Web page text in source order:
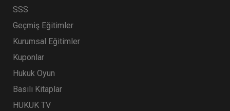
SSS
Geçmiş Eğitimler
Kurumsal Eğitimler
Kuponlar
Hukuk Oyun
Basılı Kitaplar
HUKUK TV